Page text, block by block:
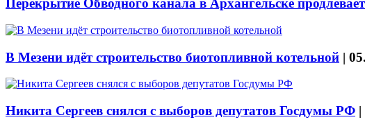
Перекрытие Обводного канала в Архангельске
В Мезени идёт строительство биотопливной котельной |
Никита Сергеев снялся с выборов депутатов Госдумы РФ |